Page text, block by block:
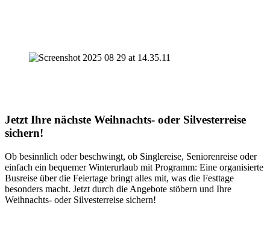
Jetzt Ihre nächste Weihnachts- oder Silvesterreise
sichern!
Ob besinnlich oder beschwingt, ob Singlereise, Seniorenreise oder
einfach ein bequemer Winterurlaub mit Programm: Eine organisierte
Busreise über die Feiertage bringt alles mit, was die Festtage
besonders macht. Jetzt durch die Angebote stöbern und Ihre
Weihnachts- oder Silvesterreise sichern!